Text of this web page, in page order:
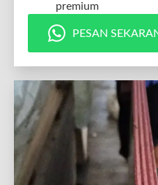
premium
PESAN